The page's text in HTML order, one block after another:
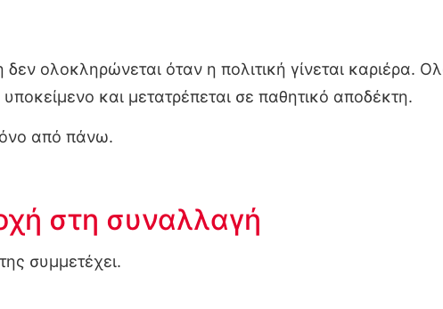
δεν ολοκληρώνεται όταν η πολιτική γίνεται καριέρα.
και μετατρέπεται σε παθητικό αποδέκτη.
από πάνω.
στη συναλλαγή
συμμετέχει.